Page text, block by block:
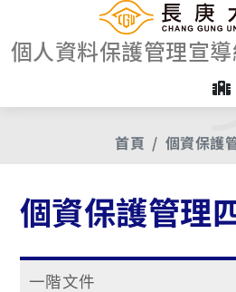
個人資料保護管理宣
首頁 個資保護
個資保護管理
一階文件